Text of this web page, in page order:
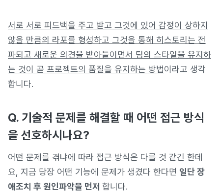
서로 서로 피드백을 주고 받고 그것에 있어 감정이 상하지
않을 만큼의 라포를 형성하고 그것을 통해 히스토리는 전
파되고 새로운 의견을 받아들이면서 팀의 스타일을 유지하
는 것이 곧 프로젝트의 품질을 유지하는 방법이라고 생각
합니다.
Q. 기술적 문제를 해결할 때 어떤 접근 방식
을 선호하시나요?
어떤 문제를 겪냐에 따라 접근 방식은 다를 것 같긴 한데
요, 지금 당장 어떤 기능에 문제가 생겼다 한다면 일단 장
애조치 후 원인파악을 먼저 합니다.